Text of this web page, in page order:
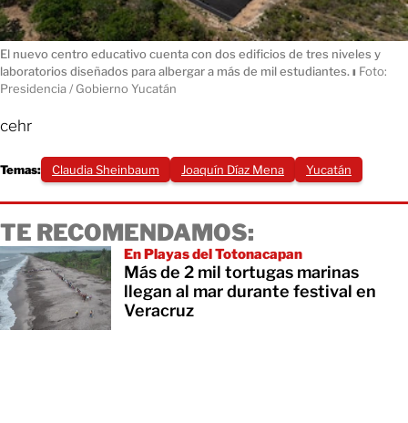
El nuevo centro educativo cuenta con dos edificios de tres niveles y
laboratorios diseñados para albergar a más de mil estudiantes. ı Foto:
Presidencia / Gobierno Yucatán
cehr
Temas: Claudia Sheinbaum Joaquín Díaz Mena Yucatán
TE RECOMENDAMOS:
En Playas del Totonacapan
Más de 2 mil tortugas marinas
llegan al mar durante festival en
Veracruz